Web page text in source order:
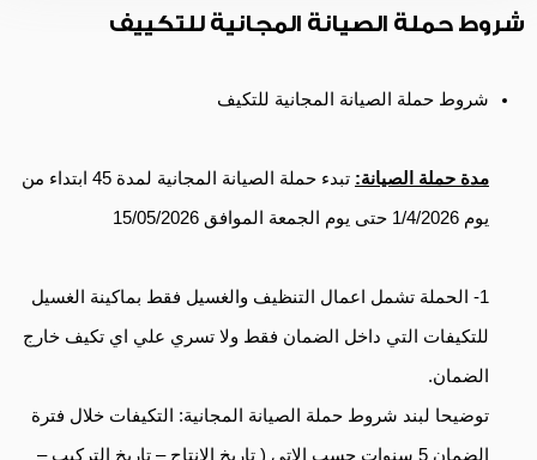
شروط حملة الصيانة المجانية للتكييف
شروط حملة الصيانة المجانية للتكيف
مدة حملة الصيانة: تبدء حملة الصيانة المجانية لمدة 45 ابتداء من
يوم 1/4/2026 حتى يوم الجمعة الموافق 15/05/2026
1- الحملة تشمل اعمال التنظيف والغسيل فقط بماكينة الغسيل
للتكيفات التي داخل الضمان فقط ولا تسري علي اي تكيف خارج
الضمان.
توضيحا لبند شروط حملة الصيانة المجانية: التكيفات خلال فترة
الضمان 5 سنوات حسب الاتي ( تاريخ الانتاج – تاريخ التركيب –